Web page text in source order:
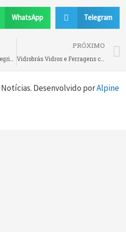
WhatsApp Telegram
PRÓXIMO
Vidrobrás Vidros e Ferragens contrata auxiliar de produção em Rio Negrinho!
Desenvolvido porAlpine